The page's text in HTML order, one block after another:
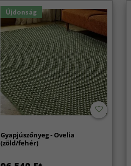
Újdonság
Gyapjúszőnyeg - Ovelia
(zöld/fehér)